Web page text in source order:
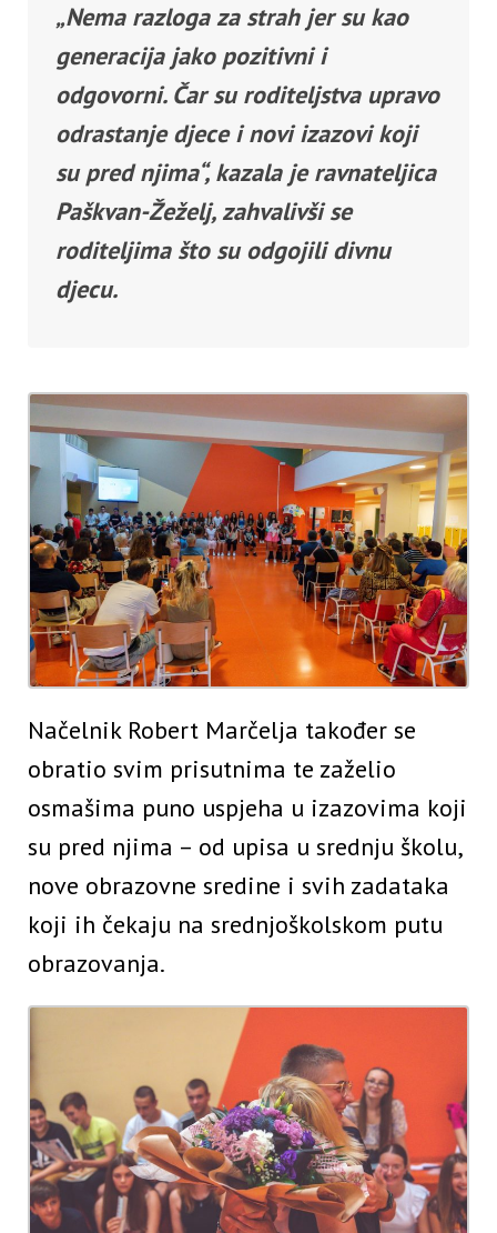
„Nema razloga za strah jer su kao
generacija jako pozitivni i
odgovorni. Čar su roditeljstva upravo
odrastanje djece i novi izazovi koji
su pred njima“, kazala je ravnateljica
Paškvan-Žeželj, zahvalivši se
roditeljima što su odgojili divnu
djecu.
Načelnik Robert Marčelja također se
obratio svim prisutnima te zaželio
osmašima puno uspjeha u izazovima koji
su pred njima – od upisa u srednju školu,
nove obrazovne sredine i svih zadataka
koji ih čekaju na srednjoškolskom putu
obrazovanja.